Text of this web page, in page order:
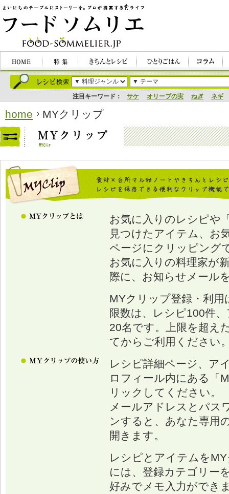
注目キーワード： サケ オリーブの実 ねぎ ネギ
home MYクリップ
お気に入りのレシピや
見つけたアイテム、お
ページにクリッピング
お気に入りの料理家が
際に、お知らせメール
MYクリップ登録・利
限数は、レシピ100件
20名です。上限を超え
てからご利用ください
レシピ詳細ページ、ア
ロフィール内にある「
リックしてください。
メールアドレスとパス
ンすると、あなた専用
開きます。
レシピとアイテムを
には、登録カテゴリー
好みでメモ入力ができ